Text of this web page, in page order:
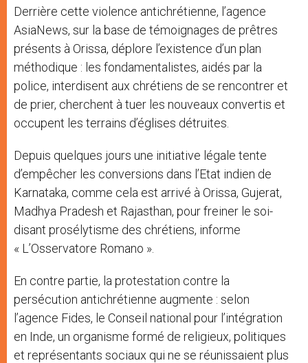
Derrière cette violence antichrétienne, l’agence
AsiaNews, sur la base de témoignages de prêtres
présents à Orissa, déplore l’existence d’un plan
méthodique : les fondamentalistes, aidés par la
police, interdisent aux chrétiens de se rencontrer et
de prier, cherchent à tuer les nouveaux convertis et
occupent les terrains d’églises détruites.
Depuis quelques jours une initiative légale tente
d’empêcher les conversions dans l’Etat indien de
Karnataka, comme cela est arrivé à Orissa, Gujerat,
Madhya Pradesh et Rajasthan, pour freiner le soi-
disant prosélytisme des chrétiens, informe
« L’Osservatore Romano ».
En contre partie, la protestation contre la
persécution antichrétienne augmente : selon
l’agence Fides, le Conseil national pour l’intégration
en Inde, un organisme formé de religieux, politiques
et représentants sociaux qui ne se réunissaient plus